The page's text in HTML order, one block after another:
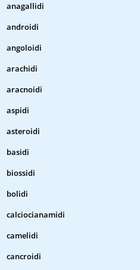
anagallidi
androidi
angoloidi
arachidi
aracnoidi
aspidi
asteroidi
basidi
biossidi
bolidi
calciocianamidi
camelidi
cancroidi